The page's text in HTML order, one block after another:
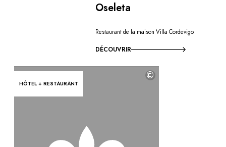
Oseleta
Restaurant de la maison Villa Cordevigo
DÉCOUVRIR
HÔTEL + RESTAURANT
©